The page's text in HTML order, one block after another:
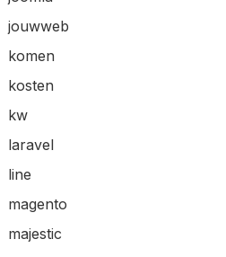
jouwweb
komen
kosten
kw
laravel
line
magento
majestic